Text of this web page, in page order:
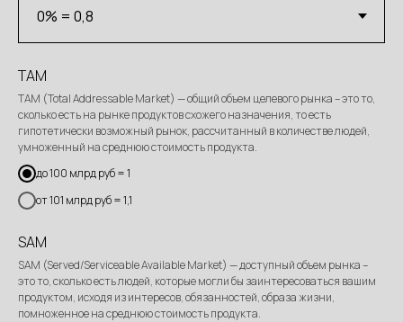
TAM
TAM (Total Addressable Market) — общий объем целевого рынка – это то,
сколько есть на рынке продуктов схожего назначения, то есть
гипотетически возможный рынок, рассчитанный в количестве людей,
умноженный на среднюю стоимость продукта.
до 100 млрд руб = 1
от 101 млрд руб = 1,1
SAM
SAM (Served/Serviceable Available Market) — доступный объем рынка –
это то, сколько есть людей, которые могли бы заинтересоваться вашим
продуктом, исходя из интересов, обязанностей, образа жизни,
помноженное на среднюю стоимость продукта.